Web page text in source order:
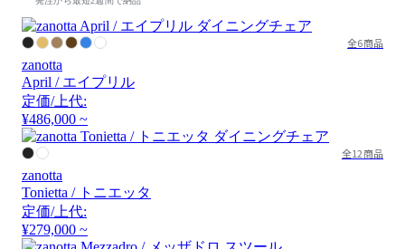
全6商品
zanotta
April / エイプリル
定価/上代:
¥486,000 ~
全12商品
zanotta
Tonietta / トニエッタ
定価/上代:
¥279,000 ~